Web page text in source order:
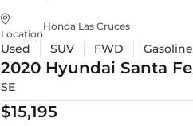
Location
Honda Las Cruces
Used SUV FWD Gasoline
2020 Hyundai Santa Fe
SE
$15,195